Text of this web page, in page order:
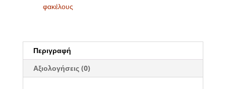
φακέλους
Περιγραφή
Αξιολογήσεις (0)